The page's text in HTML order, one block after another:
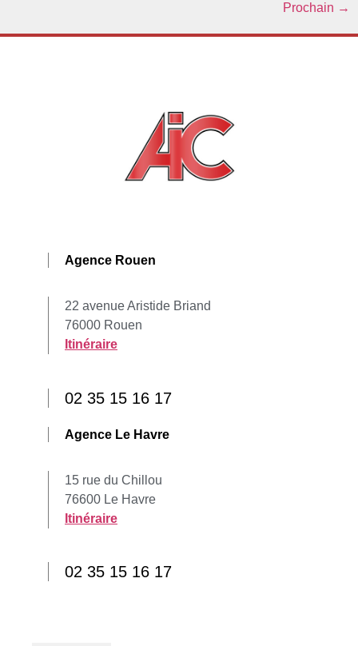
Prochain →
Agence Rouen
22 avenue Aristide Briand
76000 Rouen
Itinéraire
02 35 15 16 17
Agence Le Havre
15 rue du Chillou
76600 Le Havre
Itinéraire
02 35 15 16 17